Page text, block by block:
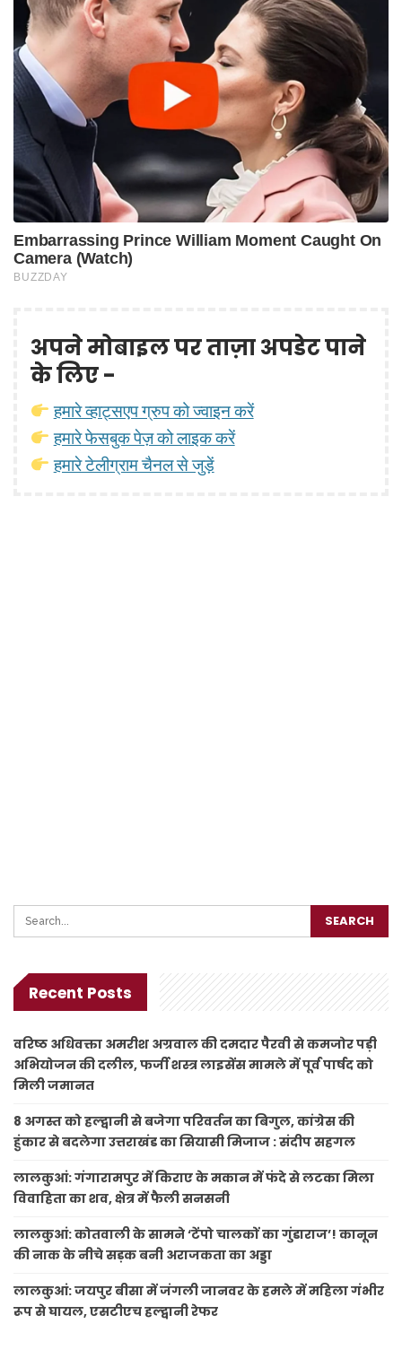
अपने मोबाइल पर ताज़ा अपडेट पाने
के लिए -
हमारे व्हाट्सएप ग्रुप को ज्वाइन करें
हमारे फेसबुक पेज़ को लाइक करें
हमारे टेलीग्राम चैनल से जुड़ें
Recent Posts
वरिष्ठ अधिवक्ता अमरीश अग्रवाल की दमदार पैरवी से कमजोर पड़ी
अभियोजन की दलील, फर्जी शस्त्र लाइसेंस मामले में पूर्व पार्षद को
मिली जमानत
8 अगस्त को हल्द्वानी से बजेगा परिवर्तन का बिगुल, कांग्रेस की
हुंकार से बदलेगा उत्तराखंड का सियासी मिजाज : संदीप सहगल
लालकुआं: गंगारामपुर में किराए के मकान में फंदे से लटका मिला
विवाहिता का शव, क्षेत्र में फैली सनसनी
लालकुआं: कोतवाली के सामने ‘टेंपो चालकों का गुंडाराज’! कानून
की नाक के नीचे सड़क बनी अराजकता का अड्डा
लालकुआं: जयपुर बीसा में जंगली जानवर के हमले में महिला गंभीर
रूप से घायल, एसटीएच हल्द्वानी रेफर